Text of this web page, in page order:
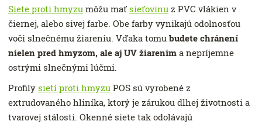
Siete proti hmyzu môžu mať sieťovinu z PVC vlákien v
čiernej, alebo sivej farbe. Obe farby vynikajú odolnosťou
voči slnečnému žiareniu. Vďaka tomubudete chránení
nielen pred hmyzom, ale aj UV žiarením a nepríjemne
ostrými slnečnými lúčmi.
Profily sietí proti hmyzu POS sú vyrobené z
extrudovaného hliníka, ktorý je zárukou dlhej životnosti a
tvarovej stálosti. Okenné siete tak odolávajú